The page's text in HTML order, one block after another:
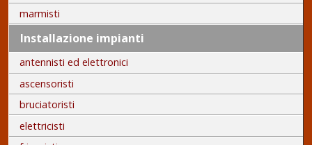
marmisti
Installazione impianti
antennisti ed elettronici
ascensoristi
bruciatoristi
elettricisti